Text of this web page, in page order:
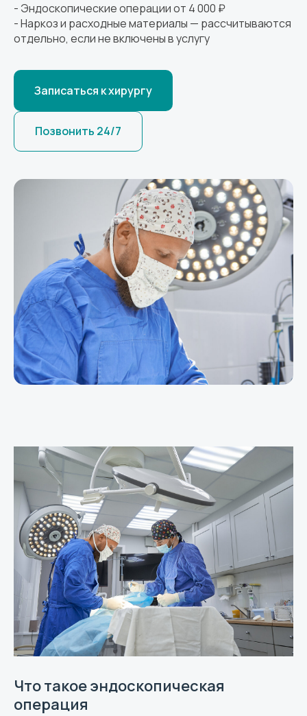
- Эндоскопические операции от 4 000 ₽
- Наркоз и расходные материалы — рассчитываются
отдельно, если не включены в услугу
Записаться к хирургу
Позвонить 24/7
Что такое эндоскопическая
операция